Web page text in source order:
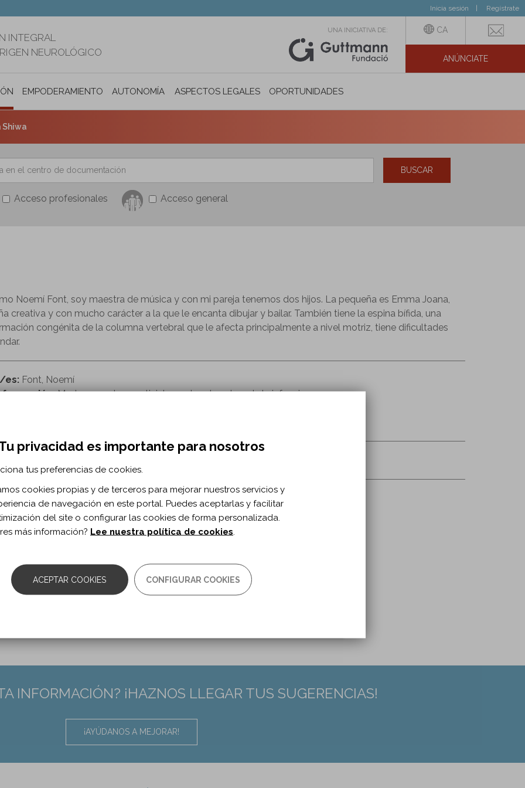
Inicia sesión Regístrate
INTEGRAL
NEUROLÓGICO
UNA INICIATIVA DE: CA
ANÚNCIATE
EMPODERAMIENTO AUTONOMÍA PERSONAL E INCLUSIÓN SOCIAL
ASPECTOS LEGALES OPORTUNIDADES
Shiwa
Acceso profesionales Acceso general
BUSCAR
Noemí Font, soy maestra de música y con mi pareja tenemos dos hijos. La pequeña es Emma Joana,
creativa y con mucho carácter a la que le encanta dibujar y bailar. También tiene la espina bífida, una
congénita de la columna vertebral que le afecta principalmente a nivel motriz, tiene dificultades
es: Font, Noemí
Madre, maestra y activista por los derechos de la infancia
BIBLIOGRÁFICA
2022
documento:Artículo
INFORMACIÓN? ¡HAZNOS LLEGAR TUS SUGERENCIAS!
¡AYÚDANOS A MEJORAR!
privacidad es importante para nosotros
tus preferencias de cookies.
cookies propias y de terceros para mejorar nuestros servicios y
de navegación en este portal. Puedes aceptarlas y facilitar
del site o configurar las cookies de forma personalizada.
más información? Lee nuestra política de cookies
ACEPTAR COOKIES CONFIGURAR COOKIES